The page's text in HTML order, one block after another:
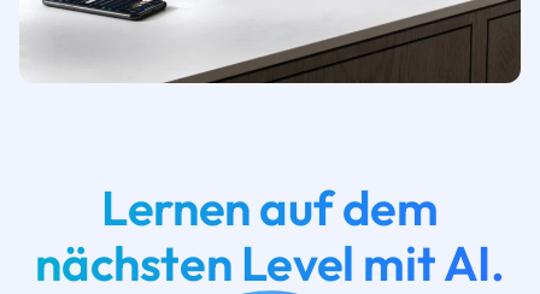
Lernen auf dem
nächsten Level mit AI.